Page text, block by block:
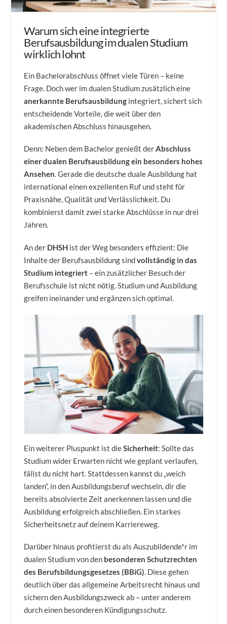
Warum sich eine integrierte
Berufsausbildung im dualen Studium
wirklich lohnt
Ein Bachelorabschluss öffnet viele Türen – keine
Frage. Doch wer im dualen Studium zusätzlich eine
anerkannte Berufsausbildung integriert, sichert sich
entscheidende Vorteile, die weit über den
akademischen Abschluss hinausgehen.
Denn: Neben dem Bachelor genießt derAbschluss
einer dualen Berufsausbildung ein besonders hohes
Ansehen. Gerade die deutsche duale Ausbildung hat
international einen exzellenten Ruf und steht für
Praxisnähe, Qualität und Verlässlichkeit. Du
kombinierst damit zwei starke Abschlüsse in nur drei
Jahren.
An der DHSH ist der Weg besonders effizient: Die
Inhalte der Berufsausbildung sindvollständig in das
Studium integriert – ein zusätzlicher Besuch der
Berufsschule ist nicht nötig. Studium und Ausbildung
greifen ineinander und ergänzen sich optimal.
Ein weiterer Pluspunkt ist dieSicherheit: Sollte das
Studium wider Erwarten nicht wie geplant verlaufen,
fällst du nicht hart. Stattdessen kannst du „weich
landen“, in den Ausbildungsberuf wechseln, dir die
bereits absolvierte Zeit anerkennen lassen und die
Ausbildung erfolgreich abschließen. Ein starkes
Sicherheitsnetz auf deinem Karriereweg.
Darüber hinaus profitierst du als Auszubildende*r im
dualen Studium von den besonderen Schutzrechten
des Berufsbildungsgesetzes (BBiG). Diese gehen
deutlich über das allgemeine Arbeitsrecht hinaus und
sichern den Ausbildungszweck ab – unter anderem
durch einen besonderen Kündigungsschutz.